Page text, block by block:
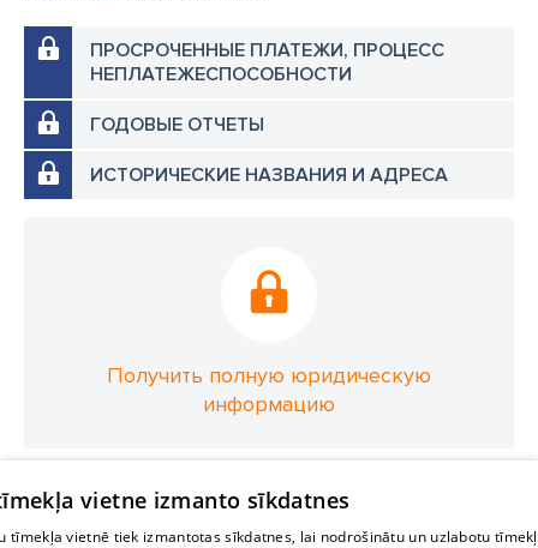
ПРОСРОЧЕННЫЕ ПЛАТЕЖИ, ПРОЦЕСС
НЕПЛАТЕЖЕСПОСОБНОСТИ
ГОДОВЫЕ ОТЧЕТЫ
ИСТОРИЧЕСКИЕ НАЗВАНИЯ И АДРЕСА
Получить полную юридическую
информацию
vietne izmanto sīkdatnes
tīmekļa vietnē tiek izmantotas sīkdatnes, lai nodrošinātu un uzlabotu